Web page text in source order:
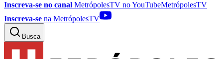
Inscreva-se no canal MetrópolesTV noYouTubeMetrópolesTV
Inscreva-se na MetrópolesTV
Busca